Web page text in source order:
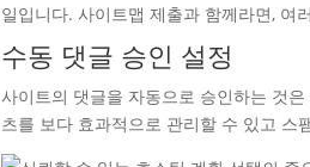
일입니다. 사이트맵 제출과 함께라면, 여
수동 댓글 승인 설정
사이트의 댓글을 자동으로 승인하는 것
츠를 보다 효과적으로 관리할 수 있고 스